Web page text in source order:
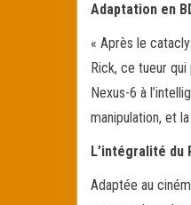
Adaptation en
« Après le
Rick, ce tueur
Nexus-6 à
manipulation, et
L’intégralité du
Adaptée au